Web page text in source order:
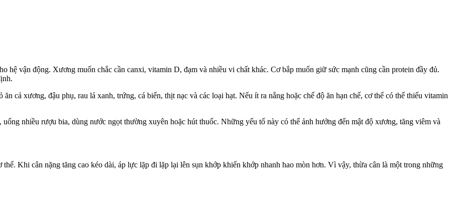
hệ vận động. Xương muốn chắc cần canxi, vitamin D, đạm và nhiều vi chất khác. Cơ bắp muốn giữ sức mạnh cũng cần protein đầy đủ.
cả xương, đậu phụ, rau lá xanh, trứng, cá biển, thịt nạc và các loại hạt. Nếu ít ra nắng hoặc chế độ ăn hạn chế, c‌ơ th‌ể có thể thiếu vitamin
nhiều rượu bia, dùng nước ngọt thường xuyên hoặc hút thuốc. Những yếu tố này có thể ảnh hưởng đến mật độ xương, tăng viêm và
Khi cân nặng tăng cao kéo dài, áp lực lặp đi lặp lại lên sụn khớp khiến khớp nhanh hao mòn hơn. Vì vậy, thừa cân là một trong những